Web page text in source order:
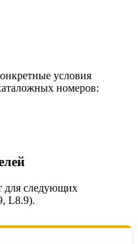
условия
номеров:
для следующих
L8.9).